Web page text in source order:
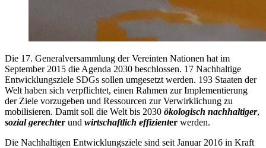
Die 17. Generalversammlung der Vereinten Nationen hat im
September 2015 die Agenda 2030 beschlossen. 17 Nachhaltige
Entwicklungsziele SDGs sollen umgesetzt werden. 193 Staaten der
Welt haben sich verpflichtet, einen Rahmen zur Implementierung
der Ziele vorzugeben und Ressourcen zur Verwirklichung zu
mobilisieren. Damit soll die Welt bis 2030 ökologisch nachhaltiger,
sozial gerechter und wirtschaftlich effizienter werden.
Die Nachhaltigen Entwicklungsziele sind seit Januar 2016 in Kraft